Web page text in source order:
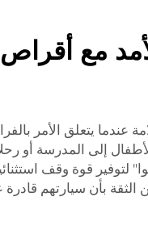
مع
عندما يتعلق الأمر
إلى المدرسة أو
لتوفير قوة وقف
الثقة بأن سيارتهم